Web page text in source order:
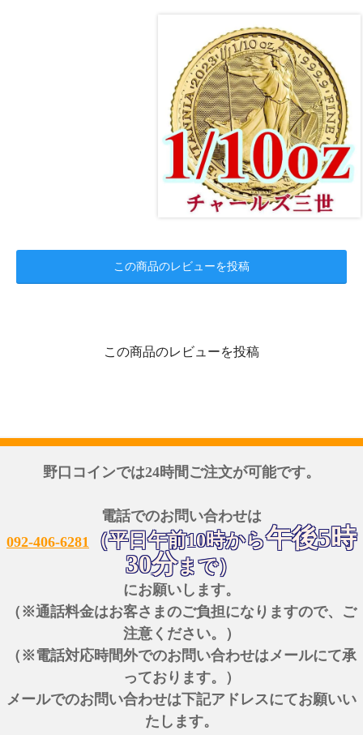
この商品のレビューを投稿
この商品のレビューを投稿
野口コインでは24時間ご注文が可能です。
電話でのお問い合わせは
092-406-6281
（平日午前10時から午後5時
30分まで）
にお願いします。
（※通話料金はお客さまのご負担になりますので、ご
注意ください。）
（※電話対応時間外でのお問い合わせはメールにて承
っております。）
メールでのお問い合わせは下記アドレスにてお願いい
たします。